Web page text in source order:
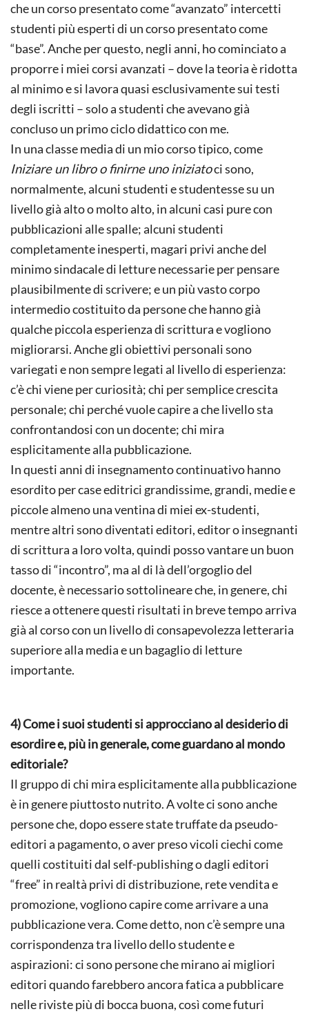
che un corso presentato come “avanzato” intercetti
studenti più esperti di un corso presentato come
“base”. Anche per questo, negli anni, ho cominciato a
proporre i miei corsi avanzati – dove la teoria è ridotta
al minimo e si lavora quasi esclusivamente sui testi
degli iscritti – solo a studenti che avevano già
concluso un primo ciclo didattico con me.
In una classe media di un mio corso tipico, come
Iniziare un libro o finirne uno iniziatoci sono,
normalmente, alcuni studenti e studentesse su un
livello già alto o molto alto, in alcuni casi pure con
pubblicazioni alle spalle; alcuni studenti
completamente inesperti, magari privi anche del
minimo sindacale di letture necessarie per pensare
plausibilmente di scrivere; e un più vasto corpo
intermedio costituito da persone che hanno già
qualche piccola esperienza di scrittura e vogliono
migliorarsi. Anche gli obiettivi personali sono
variegati e non sempre legati al livello di esperienza:
c’è chi viene per curiosità; chi per semplice crescita
personale; chi perché vuole capire a che livello sta
confrontandosi con un docente; chi mira
esplicitamente alla pubblicazione.
In questi anni di insegnamento continuativo hanno
esordito per case editrici grandissime, grandi, medie e
piccole almeno una ventina di miei ex-studenti,
mentre altri sono diventati editori, editor o insegnanti
di scrittura a loro volta, quindi posso vantare un buon
tasso di “incontro”, ma al di là dell’orgoglio del
docente, è necessario sottolineare che, in genere, chi
riesce a ottenere questi risultati in breve tempo arriva
già al corso con un livello di consapevolezza letteraria
superiore alla media e un bagaglio di letture
importante.
4) Come i suoi studenti si approcciano al desiderio di
esordire e, più in generale, come guardano al mondo
editoriale?
Il gruppo di chi mira esplicitamente alla pubblicazione
è in genere piuttosto nutrito. A volte ci sono anche
persone che, dopo essere state truffate da pseudo-
editori a pagamento, o aver preso vicoli ciechi come
quelli costituiti dal self-publishing o dagli editori
“free” in realtà privi di distribuzione, rete vendita e
promozione, vogliono capire come arrivare a una
pubblicazione vera. Come detto, non c’è sempre una
corrispondenza tra livello dello studente e
aspirazioni: ci sono persone che mirano ai migliori
editori quando farebbero ancora fatica a pubblicare
nelle riviste più di bocca buona, così come futuri